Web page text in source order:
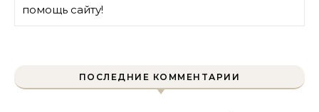
помощь сайту!
ПОСЛЕДНИЕ КОММЕНТАРИИ